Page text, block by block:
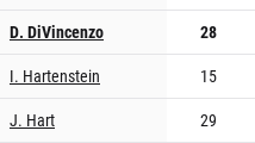
D. DiVincenzo
28
I. Hartenstein
15
J. Hart
29